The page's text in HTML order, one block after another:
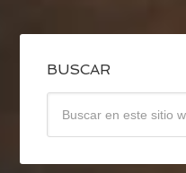
BUSCAR